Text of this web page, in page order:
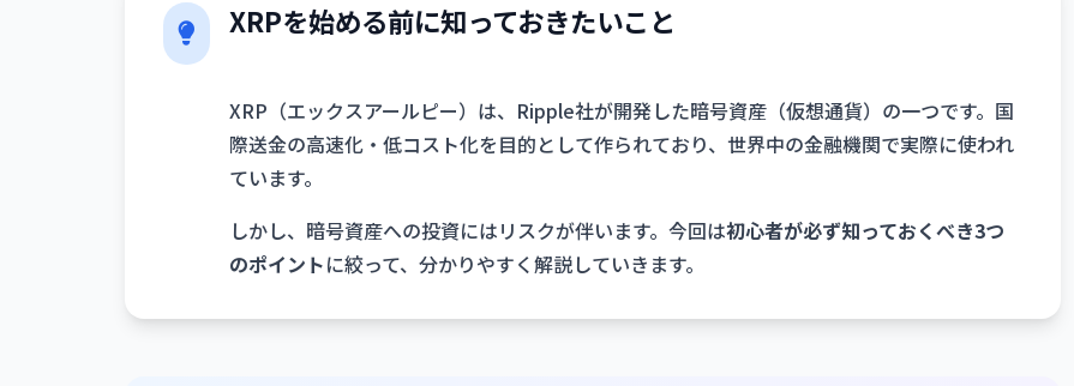
XRPを始める前に知っておきたいこと
XRP（エックスアールピー）は、Ripple社が開発した暗号資産（仮想通貨）の一つです。国
際送金の高速化・低コスト化を目的として作られており、世界中の金融機関で実際に使われ
ています。
しかし、暗号資産への投資にはリスクが伴います。今回は初心者が必ず知っておくべき3つ
のポイントに絞って、分かりやすく解説していきます。